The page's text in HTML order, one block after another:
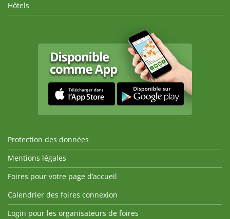
Hôtels
Protection des données
Mentions légales
Foires pour votre page d’accueil
Calendrier des foires connexion
Login pour les organisateurs de foires